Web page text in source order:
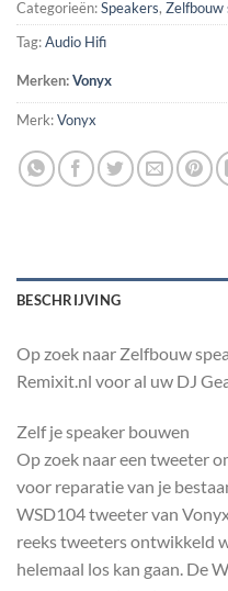
Categorieën:Speakers, Zelfbouw
Tag:Audio Hifi
Merken:Vonyx
Merk:Vonyx
BESCHRIJVING
Op zoek naar Zelfbouw
Remixit.nl voor al uw DJ
Zelf je speaker bouwen
Op zoek naar een tweeter
voor reparatie van je
WSD104 tweeter van
reeks tweeters ontwikkeld
helemaal los kan gaan. De